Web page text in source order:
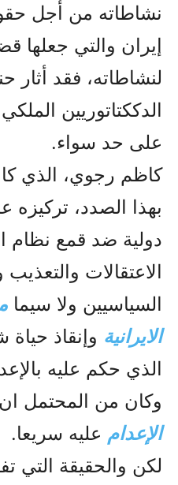
نشاطاته من أجل
إيران والتي جعلها
لنشاطاته، فقد
الدککتاتوريين
على حد سواء.
کاظم رجوي، الذي
بهذا الصدد، تركيزه
دولية ضد قمع نظام
الاعتقالات
السياسيين ولا سيما
الایرانیة وإنقاذ
الذي حكم عليه
وكان من المحتمل ان
الإعدام عليه سريعا.
لکن والحقيقة التي